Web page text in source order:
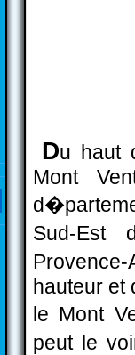
Du haut
Mont
Sud-Est
hauteur et
le Mont
peut le